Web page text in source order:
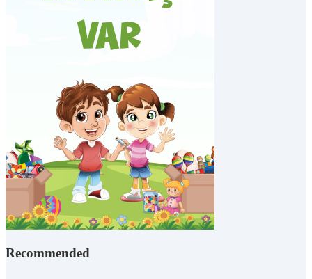
Recommended